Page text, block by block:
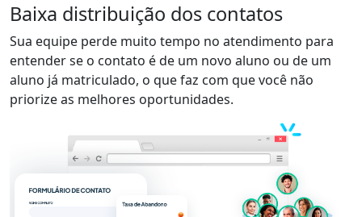
Baixa distribuição dos contatos
Sua equipe perde muito tempo no atendimento para
entender se o contato é de um novo aluno ou de um
aluno já matriculado, o que faz com que você não
priorize as melhores oportunidades.